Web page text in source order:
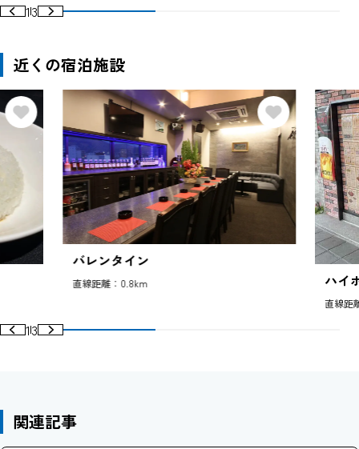
13
近くの宿泊施設
バレンタイン
直線距離：0.8km ハイ
直線距
13
関連記事